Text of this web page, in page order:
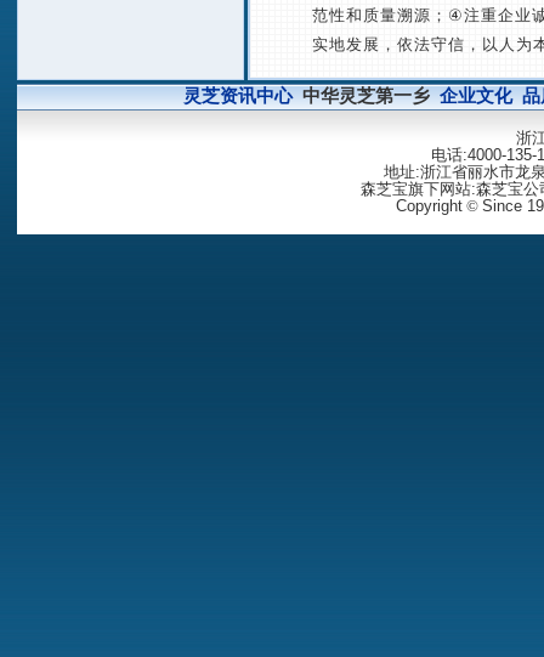
范性和质量溯源； ④注重企业
实地发展，依法守信，以人为
灵芝资讯中心中华灵芝第一乡 企业文化 品
浙
电话:4000-135-
地址:浙江省丽水市龙
森芝宝旗下网站:森芝宝公
Copyright© Since